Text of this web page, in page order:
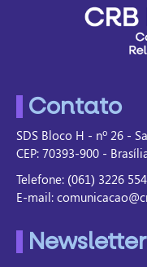
Contato
SDS Bloco H - nº 26 -
CEP: 70393-900 -
Telefone: (061) 3226
E-mail:
Newsletter